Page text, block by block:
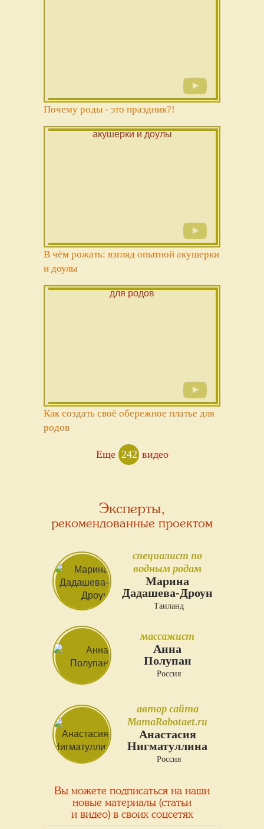
Почему роды - это праздник?!
В чём рожать: взгляд опытной акушерки
и доулы
Как создать своё обережное платье для
родов
Еще 242видео
Эксперты,
рекомендованные проектом
специалист по
водным родам
Марина
Дадашева-Дроун
Таиланд
массажист
Анна
Полупан
Россия
автор сайта
MamaRabotaet.ru
Анастасия
Нигматуллина
Россия
Вы можете подписаться на наши
новые материалы (статьи
и видео) в своих соцсетях